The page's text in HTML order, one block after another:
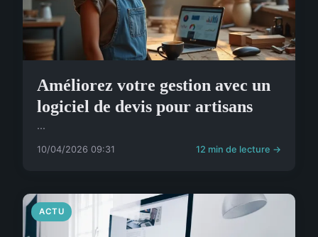
Améliorez votre gestion avec un
logiciel de devis pour artisans
...
10/04/2026 09:31 12 min de lecture →
ACTU